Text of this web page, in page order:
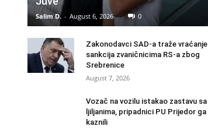
Salim D. - August 6, 2026 0
Zakonodavci SAD-a traže vraćanje
sankcija zvaničnicima RS-a zbog
Srebrenice
August 7, 2026
Vozač na vozilu istakao zastavu sa
ljiljanima, pripadnici PU Prijedor ga
kaznili